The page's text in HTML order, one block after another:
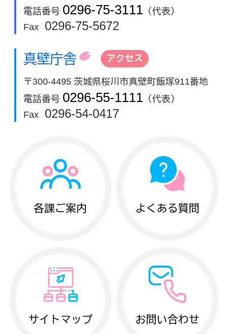
電話番号 0296-75-3111 （代表）
Fax
0296-75-5672
真壁庁舎 アクセス
〒300-4495 茨城県桜川市真壁町飯塚911番地
電話番号 0296-55-1111 （代表）
Fax
0296-54-0417
各課ご案内 よくある質問
サイトマップ お問い合わせ